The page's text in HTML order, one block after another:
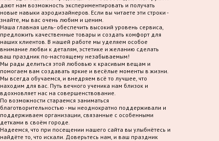
дают нам возможность экспериментировать и получать
новые навыки аэродизайнеров. Если вы читаете эти строки -
знайте, мы вас очень любим и ценим.
Наша главная цель- обеспечить высокий уровень сервиса,
предложить качественные товары и создать комфорт для
наших клиентов. В нашей работе мы уделяем особое
внимание любви к деталям, эстетике и желанию сделать
ваш праздник по-настоящему незабываемым!
Мы рады делиться этой любовью к красивым вещам и
помогаем вам создавать яркие и весёлые моменты в жизни.
Мы всегда обучаемся, и внедряем всё то лучшее, что
находим для вас. Путь вечного ученика нам близок и
вдохновляет нас на совершенствование.
По возможности стараемся заниматься
благотворительностью - мы неоднократно поддерживали и
поддерживаем организации, связанные с особенными
детками в своём городе.
Надеемся, что при посещении нашего сайта вы улыбнётесь и
найдёте то, что искали. Доверьтесь нам, и ваш праздник